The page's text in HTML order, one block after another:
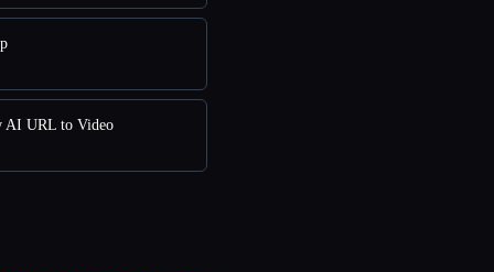
AI URL to Video